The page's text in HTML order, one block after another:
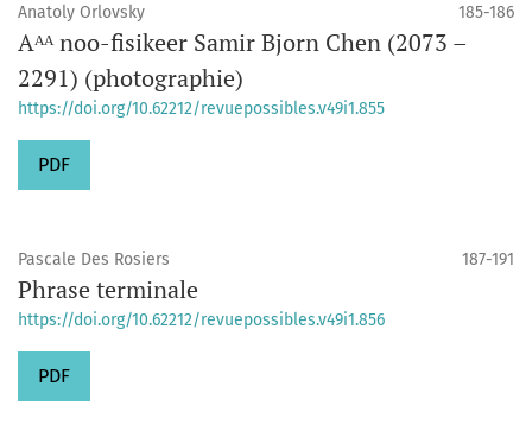
Anatoly Orlovsky 185-186
Aᴬᴬ noo-fisikeer Samir Bjorn Chen (2073 –
2291) (photographie)
https://doi.org/10.62212/revuepossibles.v49i1.855
PDF
Pascale Des Rosiers 187-191
Phrase terminale
https://doi.org/10.62212/revuepossibles.v49i1.856
PDF